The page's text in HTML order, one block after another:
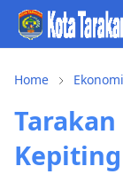
Home Ekonomi
Kepiting